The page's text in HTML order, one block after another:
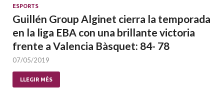
ESPORTS
Guillén Group Alginet cierra la temporada
en la liga EBA con una brillante victoria
frente a Valencia Bàsquet: 84- 78
07/05/2019
LLEGIR MÉS